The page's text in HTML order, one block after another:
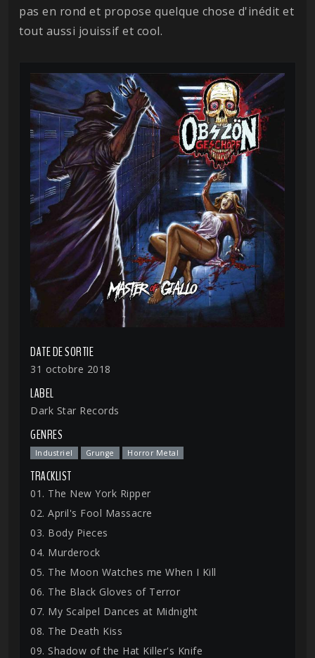
pas en rond et propose quelque chose d'inédit et
tout aussi jouissif et cool.
DATE DE SORTIE
31 octobre 2018
LABEL
Dark Star Records
GENRES
Industriel Grunge Horror Metal
TRACKLIST
01. The New York Ripper
02. April's Fool Massacre
03. Body Pieces
04. Murderock
05. The Moon Watches me When I Kill
06. The Black Gloves of Terror
07. My Scalpel Dances at Midnight
08. The Death Kiss
09. Shadow of the Hat Killer's Knife